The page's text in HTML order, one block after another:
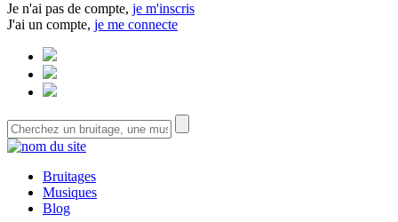
Je n'ai pas de compte, je m'inscris
J'ai un compte, je me connecte
Bruitages
Musiques
Blog